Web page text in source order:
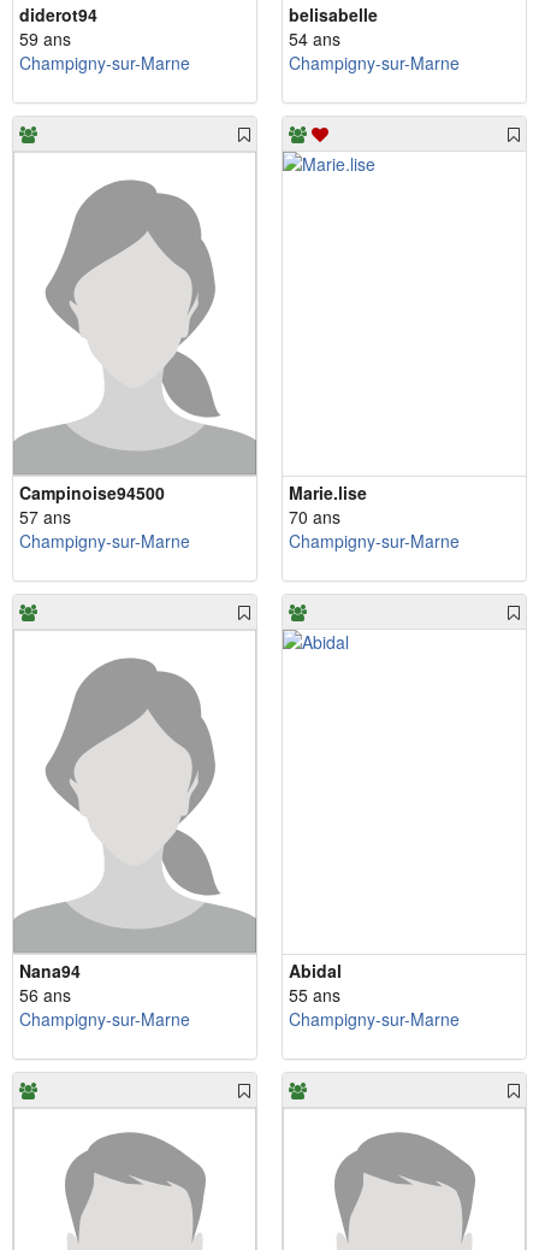
diderot94
59 ans
Champigny-sur-Marne
belisabelle
54 ans
Champigny-sur-Marne
Campinoise94500
57 ans
Champigny-sur-Marne
Marie.lise
70 ans
Champigny-sur-Marne
Nana94
56 ans
Champigny-sur-Marne
Abidal
55 ans
Champigny-sur-Marne